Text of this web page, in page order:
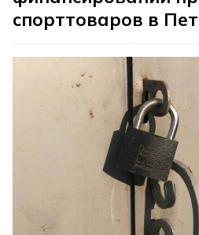
спорттоваров в